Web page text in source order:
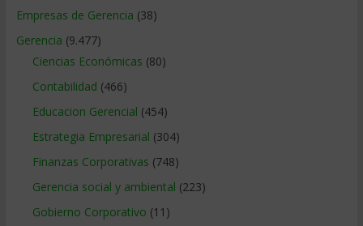
Empresas de Gerencia (38)
Gerencia (9.477)
Ciencias Económicas (80)
Contabilidad (466)
Educacion Gerencial (454)
Estrategia Empresarial (304)
Finanzas Corporativas (748)
Gerencia social y ambiental (223)
Gobierno Corporativo (11)